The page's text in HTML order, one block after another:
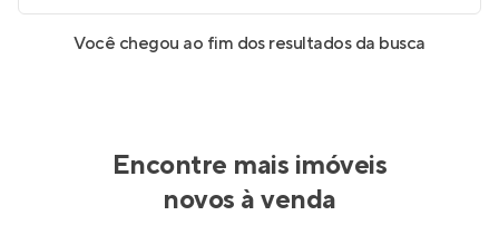
Você chegou ao fim dos resultados da busca
Encontre mais imóveis
novos à venda